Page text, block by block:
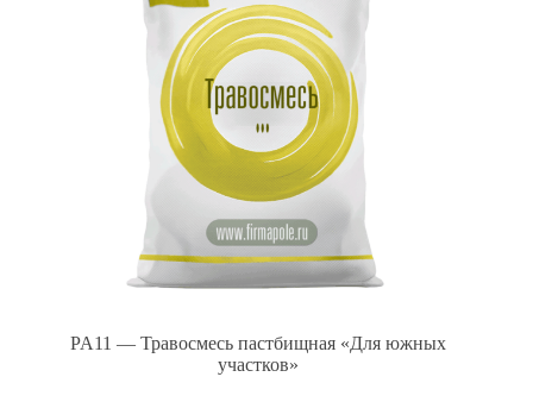
PA11 — Травосмесь пастбищная «Для южных
участков»